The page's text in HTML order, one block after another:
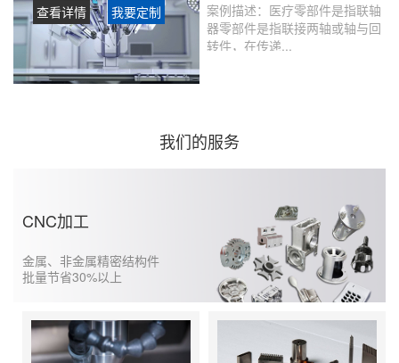
案例描述： 医疗零部件是指联轴
器零部件是指联接两轴或轴与回
转件，在传递...
续合作……...
查看详情 我要定制
我们的服务
CNC加工
金属、非金属精密结构件
批量节省30%以上